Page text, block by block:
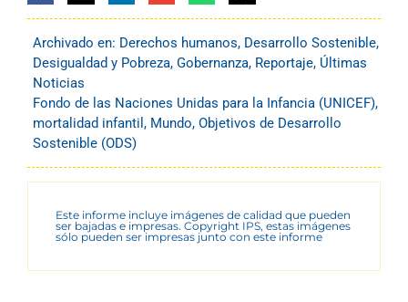
Archivado en: Derechos humanos, Desarrollo Sostenible,
Desigualdad y Pobreza, Gobernanza, Reportaje, Últimas
Noticias
Fondo de las Naciones Unidas para la Infancia (UNICEF),
mortalidad infantil , Mundo, Objetivos de Desarrollo
Sostenible (ODS)
Este informe incluye imágenes de calidad que pueden
ser bajadas e impresas. Copyright IPS, estas imágenes
sólo pueden ser impresas junto con este informe